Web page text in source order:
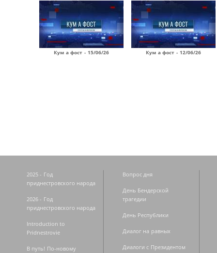
Кум а фост - 15/06/26 Кум а фост - 12/06/26
2025 - Год
приднестровского народа
2026 - Год
приднестровского народа
Introduction to
Pridnestrovie
В путь! По-новому
Вопрос дня
День Бендерской
трагедии
День Республики
Диалог на равных
Диалоги с Президентом